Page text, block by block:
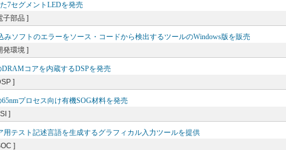
7セグメントLEDを発売
子部品 ]
込みソフトのエラーをソース・コードから検出するツールのWindows版を販売
発環境 ]
DRAMコアを内蔵するDSPを発売
]
プロセス向け有機SOG材料を発売
]
用テスト記述言語を生成するグラフィカル入力ツールを提供
]